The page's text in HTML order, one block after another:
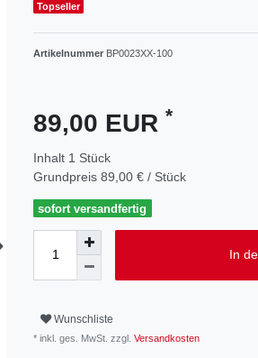
Topseller
Artikelnummer BP0023XX-100
89,00 EUR *
Inhalt 1 Stück
Grundpreis 89,00 € / Stück
sofort versandfertig
In
Wunschliste
* inkl. ges. MwSt. zzgl. Versandkosten